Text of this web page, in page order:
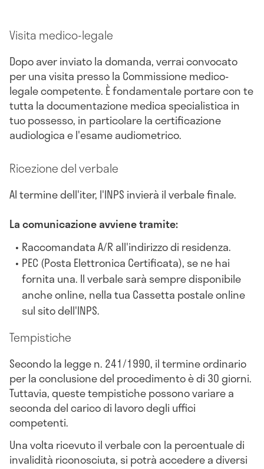
Visita medico-legale
Dopo aver inviato la domanda, verrai convocato
per una visita presso la Commissione medico-
legale competente. È fondamentale portare con te
tutta la documentazione medica specialistica in
tuo possesso, in particolare la certificazione
audiologica e l'esame audiometrico.
Ricezione del verbale
Al termine dell'iter, l'INPS invierà il verbale finale.
La comunicazione avviene tramite:
Raccomandata A/R all'indirizzo di residenza.
PEC (Posta Elettronica Certificata), se ne hai
fornita una. Il verbale sarà sempre disponibile
anche online, nella tua Cassetta postale online
sul sito dell'INPS.
Tempistiche
Secondo la legge n. 241/1990, il termine ordinario
per la conclusione del procedimento è di 30 giorni.
Tuttavia, queste tempistiche possono variare a
seconda del carico di lavoro degli uffici
competenti.
Una volta ricevuto il verbale con la percentuale di
invalidità riconosciuta, si potrà accedere a diversi